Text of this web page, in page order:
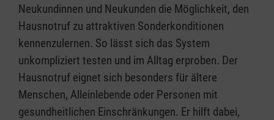
Neukundinnen und Neukunden die Möglichkeit, den
Hausnotruf zu attraktiven Sonderkonditionen
kennenzulernen. So lässt sich das System
unkompliziert testen und im Alltag erproben. Der
Hausnotruf eignet sich besonders für ältere
Menschen, Alleinlebende oder Personen mit
gesundheitlichen Einschränkungen. Er hilft dabei,